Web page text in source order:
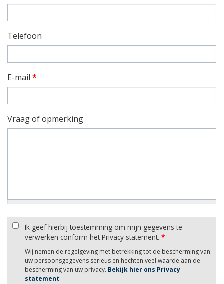
Telefoon
E-mail *
Vraag of opmerking
Ik geef hierbij toestemming om mijn gegevens te
verwerken conform het Privacy statement. *
Wij nemen de regelgeving met betrekking tot de bescherming van
uw persoonsgegevens serieus en hechten veel waarde aan de
bescherming van uw privacy. Bekijk hier ons Privacy
statement.